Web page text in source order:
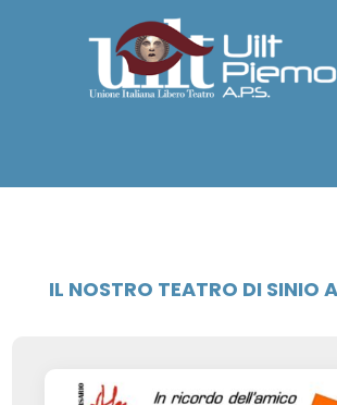
IL NOSTRO TEATRO DI SINIO